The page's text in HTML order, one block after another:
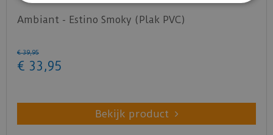
Ambiant - Estino Smoky (Plak PVC)
€ 39,95
€ 33 ,95
Bekijk product